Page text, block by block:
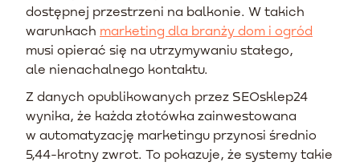
dostępnej przestrzeni na balkonie. W takich
warunkach marketing dla branży dom i ogród
musi opierać się na utrzymywaniu stałego,
ale nienachalnego kontaktu.
Z danych opublikowanych przez SEOsklep24
wynika, że każda złotówka zainwestowana
w automatyzację marketingu przynosi średnio
5,44-krotny zwrot. To pokazuje, że systemy takie